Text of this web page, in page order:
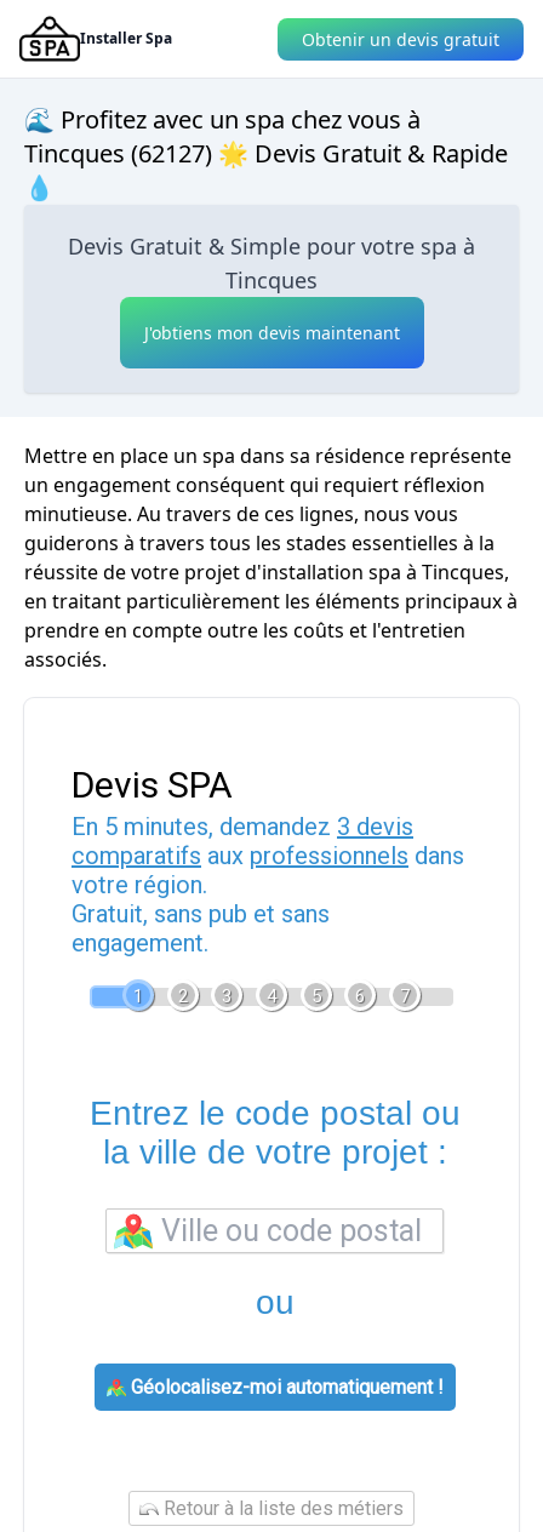
Installer Spa Obtenir un devis gratuit
🌊 Profitez avec un spa chez vous à
Tincques (62127) 🌟 Devis Gratuit & Rapide
💧
Devis Gratuit & Simple pour votre spa à
Tincques
J'obtiens mon devis maintenant
Mettre en place un spa dans sa résidence représente
un engagement conséquent qui requiert réflexion
minutieuse. Au travers de ces lignes, nous vous
guiderons à travers tous les stades essentielles à la
réussite de votre projet d'installation spa à Tincques,
en traitant particulièrement les éléments principaux à
prendre en compte outre les coûts et l'entretien
associés.
Devis SPA
En 5 minutes, demandez 3 devis
comparatifs aux professionnels dans
votre région.
Gratuit, sans pub et sans
engagement.
1 2 3 4 5 6 7
Entrez le code postal ou
la ville de votre projet :
ou
Géolocalisez-moi automatiquement !
Retour à la liste des métiers